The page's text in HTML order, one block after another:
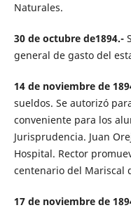
Naturales.
30 de octubre de1894.-
general de gasto del
14 de noviembre de
sueldos. Se autorizó
conveniente para los
Jurisprudencia. Juan
Hospital. Rector
centenario del Mariscal
17 de noviembre de